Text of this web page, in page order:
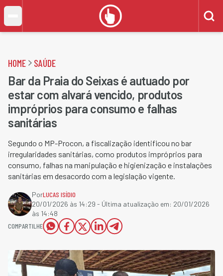
HOME SAÚDE
Bar da Praia do Seixas é autuado por
estar com alvará vencido, produtos
impróprios para consumo e falhas
sanitárias
Segundo o MP-Procon, a fiscalização identificou no bar
irregularidades sanitárias, como produtos impróprios para
consumo, falhas na manipulação e higienização e instalações
sanitárias em desacordo com a legislação vigente.
PorLUCAS ISÍDIO
20/01/2026 às 14:29 - Última atualização em: 20/01/2026
às 14:48
COMPARTILHE